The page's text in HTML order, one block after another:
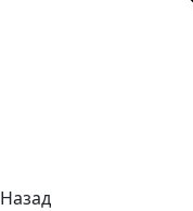
Назад